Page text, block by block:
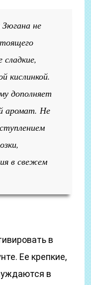
не
кислинкой.
дополняет
аромат. Не
в свежем
в
Ее крепкие,
в